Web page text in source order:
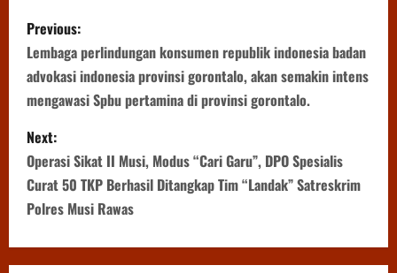
P
o
s
t
n
a
v
Previous:
Lembaga perlindungan konsumen republik indonesia badan
advokasi indonesia provinsi gorontalo, akan semakin intens
mengawasi Spbu pertamina di provinsi gorontalo.
Next:
Operasi Sikat II Musi, Modus “Cari Garu”, DPO Spesialis
Curat 50 TKP Berhasil Ditangkap Tim “Landak” Satreskrim
Polres Musi Rawas